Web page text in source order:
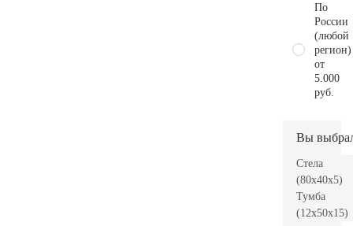
По
России
(любой
регион)
от
5.000
руб.
Вы
Стела
(80x40x5)
Тумба
(12x50x15)